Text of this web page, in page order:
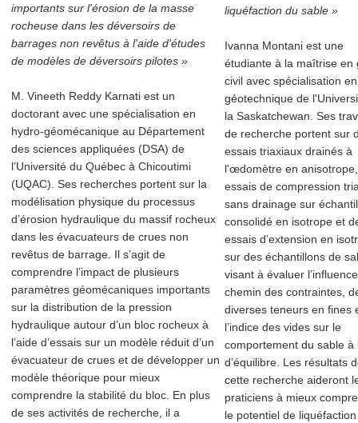
importants sur l'érosion de la masse
rocheuse dans les déversoirs de
barrages non revêtus à l'aide d'études
de modèles de déversoirs pilotes »
M. Vineeth Reddy Karnati est un
doctorant avec une spécialisation en
hydro-géomécanique au Département
des sciences appliquées (DSA) de
l’Université du Québec à Chicoutimi
(UQAC). Ses recherches portent sur la
modélisation physique du processus
d’érosion hydraulique du massif rocheux
dans les évacuateurs de crues non
revêtus de barrage. Il s’agit de
comprendre l’impact de plusieurs
paramètres géomécaniques importants
sur la distribution de la pression
hydraulique autour d’un bloc rocheux à
l’aide d’essais sur un modèle réduit d’un
évacuateur de crues et de développer un
modèle théorique pour mieux
comprendre la stabilité du bloc. En plus
de ses activités de recherche, il a
liquéfaction du sable »
Ivanna Montani est une
étudiante à la maîtrise en
civil avec spécialisation en
géotechnique de
la Saskatchewan. Ses
de recherche portent sur
essais triaxiaux drainés à
l'œdomètre en
essais de compression
sans drainage sur
consolidé en isotrope et
essais d’extension en
sur des échantillons de
visant à évaluer
chemin des contraintes,
diverses teneurs en fines
l’indice des vides sur le
comportement du sable à
d’équilibre. Les résultats
cette recherche aideront
praticiens à mieux
le potentiel de